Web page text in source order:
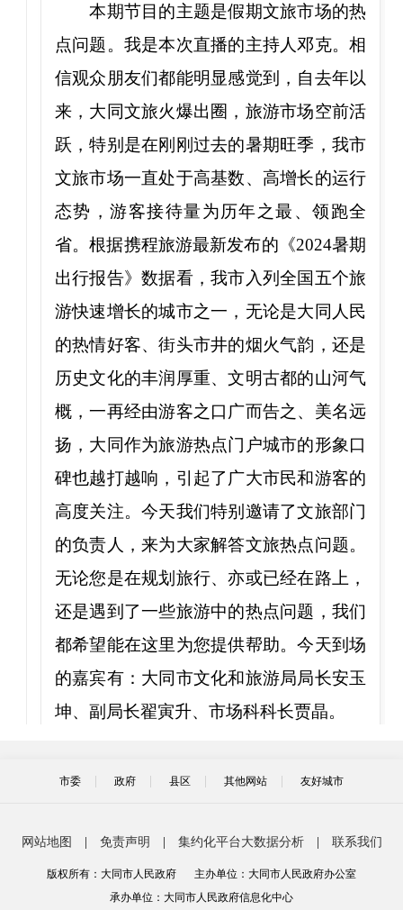
本期节目的主题是假期文旅市场的热
点问题。我是本次直播的主持人邓克。相
信观众朋友们都能明显感觉到，自去年以
来，大同文旅火爆出圈，旅游市场空前活
跃，特别是在刚刚过去的暑期旺季，我市
文旅市场一直处于高基数、高增长的运行
态势，游客接待量为历年之最、领跑全
省。根据携程旅游最新发布的《2024暑期
出行报告》数据看，我市入列全国五个旅
游快速增长的城市之一，无论是大同人民
的热情好客、街头市井的烟火气韵，还是
历史文化的丰润厚重、文明古都的山河气
概，一再经由游客之口广而告之、美名远
扬，大同作为旅游热点门户城市的形象口
碑也越打越响，引起了广大市民和游客的
高度关注。今天我们特别邀请了文旅部门
的负责人，来为大家解答文旅热点问题。
无论您是在规划旅行、亦或已经在路上，
还是遇到了一些旅游中的热点问题，我们
都希望能在这里为您提供帮助。今天到场
的嘉宾有：大同市文化和旅游局局长安玉
坤、副局长翟寅升、市场科科长贾晶。
和旅游局安局长介绍一下我市近期文旅市
安玉坤局长
市委 政府 县区 其他网站 友好城市
网站地图 | 免责声明 | 集约化平台大数据分析 | 联系我们
版权所有：大同市人民政府
主办单位：大同市人民政府办公室
承办单位：大同市人民政府信息化中心